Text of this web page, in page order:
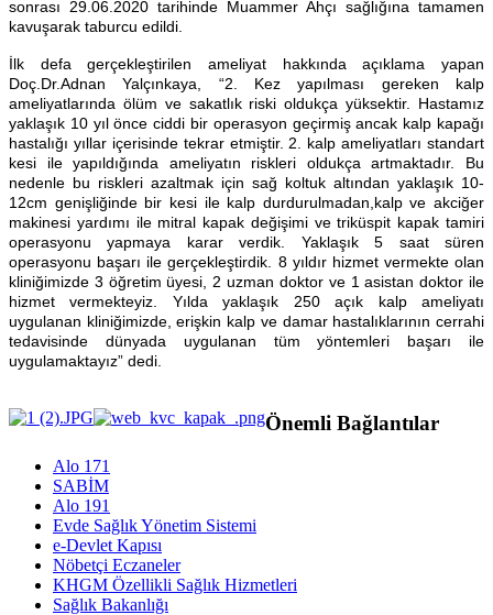
sonrası 29.06.2020 tarihinde Muammer Ahçı sağlığına tamamen
kavuşarak taburcu edildi.
İlk defa gerçekleştirilen ameliyat hakkında açıklama yapan
Doç.Dr.Adnan Yalçınkaya, “2. Kez yapılması gereken kalp
ameliyatlarında ölüm ve sakatlık riski oldukça yüksektir. Hastamız
yaklaşık 10 yıl önce ciddi bir operasyon geçirmiş ancak kalp kapağı
hastalığı yıllar içerisinde tekrar etmiştir. 2. kalp ameliyatları standart
kesi ile yapıldığında ameliyatın riskleri oldukça artmaktadır. Bu
nedenle bu riskleri azaltmak için sağ koltuk altından yaklaşık 10-
12cm genişliğinde bir kesi ile kalp durdurulmadan,kalp ve akciğer
makinesi yardımı ile mitral kapak değişimi ve triküspit kapak tamiri
operasyonu yapmaya karar verdik. Yaklaşık 5 saat süren
operasyonu başarı ile gerçekleştirdik. 8 yıldır hizmet vermekte olan
kliniğimizde 3 öğretim üyesi, 2 uzman doktor ve 1 asistan doktor ile
hizmet vermekteyiz. Yılda yaklaşık 250 açık kalp ameliyatı
uygulanan kliniğimizde, erişkin kalp ve damar hastalıklarının cerrahi
tedavisinde dünyada uygulanan tüm yöntemleri başarı ile
uygulamaktayız” dedi.
Önemli Bağlantılar
Alo 171
SABİM
Alo 191
Evde Sağlık Yönetim Sistemi
e-Devlet Kapısı
Nöbetçi Eczaneler
KHGM Özellikli Sağlık Hizmetleri
Sağlık Bakanlığı